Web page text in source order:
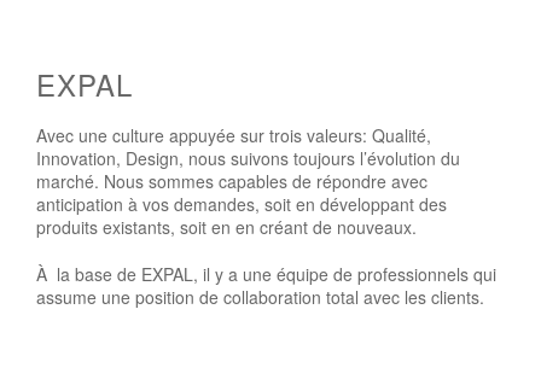
EXPAL
Avec une culture appuyée sur trois valeurs: Qualité,
Innovation, Design, nous suivons toujours l’évolution du
marché. Nous sommes capables de répondre avec
anticipation à vos demandes, soit en développant des
produits existants, soit en en créant de nouveaux.
À la base de EXPAL, il y a une équipe de professionnels qui
assume une position de collaboration total avec les clients.